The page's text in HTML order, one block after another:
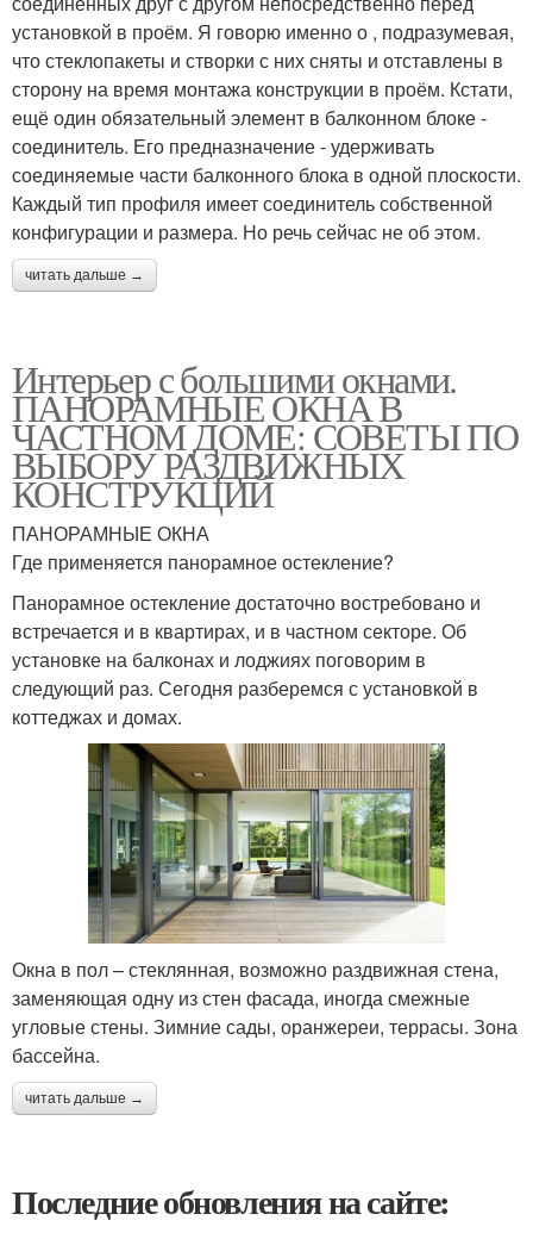
установкой в проём. Я говорю именно о , подразумевая,
что стеклопакеты и створки с них сняты и отставлены в
сторону на время монтажа конструкции в проём. Кстати,
ещё один обязательный элемент в балконном блоке -
соединитель. Его предназначение - удерживать
соединяемые части балконного блока в одной плоскости.
Каждый тип профиля имеет соединитель собственной
конфигурации и размера. Но речь сейчас не об этом.
читать дальше →
Интерьер с большими окнами.
ПАНОРАМНЫЕ ОКНА В
ЧАСТНОМ ДОМЕ: СОВЕТЫ ПО
ВЫБОРУ РАЗДВИЖНЫХ
КОНСТРУКЦИЙ
ПАНОРАМНЫЕ ОКНА
Где применяется панорамное остекление?
Панорамное остекление достаточно востребовано и
встречается и в квартирах, и в частном секторе. Об
установке на балконах и лоджиях поговорим в
следующий раз. Сегодня разберемся с установкой в
коттеджах и домах.
Окна в пол – стеклянная, возможно раздвижная стена,
заменяющая одну из стен фасада, иногда смежные
угловые стены. Зимние сады, оранжереи, террасы. Зона
бассейна.
читать дальше →
Последние обновления на сайте: